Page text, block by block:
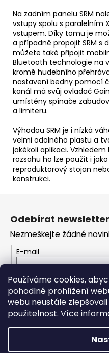
Používáme cookies,
pohodlné prohlížení
webu neustále
použitelnost. Více
Na zadním panelu SRM
vstupy spolu s paralelním
vstupem. Díky tomu je
a případně propojit SRM s
můžete také připojit
Bluetooth technologie na
kromě hudebního
nastavení bedny pomocí
kanál má svůj ovladač
umístěny spínače
a limiteru.
Výhodou SRM je i nízká
velmi odolného plastu a
jakékoli aplikaci.
rozsahu ho lze použít i
reproduktorový stojan
konstrukci.
Z
í
Odebírat newsletter
Nezmeškejte žádné
E-mail
Vložením e-mailu
ochrany osobních údajů
PŘIHLÁSIT SE